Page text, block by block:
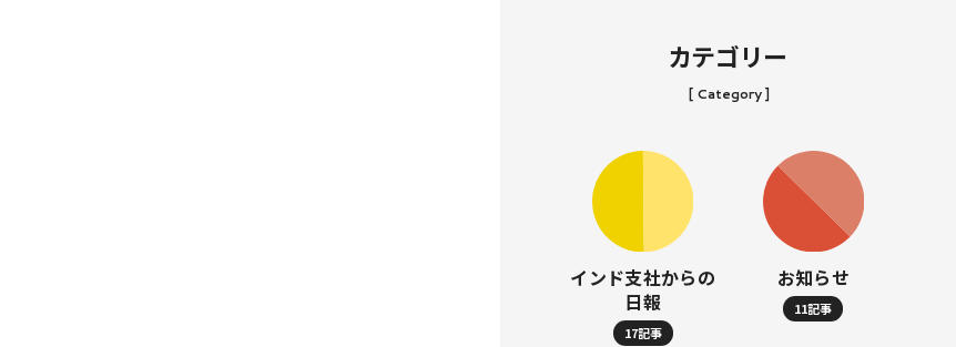
カテゴリー
[ Category ]
インド支社からの
日報
17記事
お知らせ
11記事